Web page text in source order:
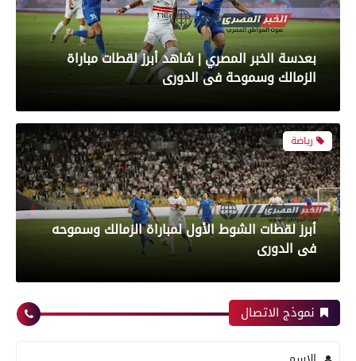
بعدسة الخبر المصري | شاهد أبرز لقطات مباراة
الزمالك وسموحة فى الدورى
رياضة
أبرز لقطات الشوط الأول لمباراة الزمالك وسموحه
فى الدورى
معرض صور
نموذج الاتصال
محافظات
تموين الفيوم ضبط 500 لتر لبن فاسد وغير صالح
للاستهلاك الآدمى قبل طرحه بالأسواق